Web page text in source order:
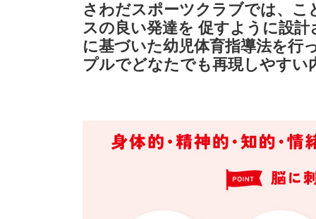
さわだスポーツクラブでは、
スの良い発達を 促すように設
に基づいた幼児体育指導法を行
プルでどなたでも再現しやすい